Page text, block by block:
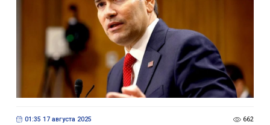
01:35 17 августа 2025 662